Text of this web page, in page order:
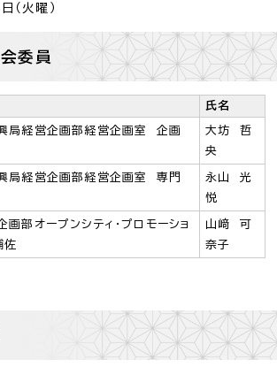
火曜）
委員
氏名
局経営企画部経営企画室 企画
大坊 哲
央
局経営企画部経営企画室 専門
永山 光
悦
部オープンシティ・プロモーショ
佐
山﨑 可
奈子